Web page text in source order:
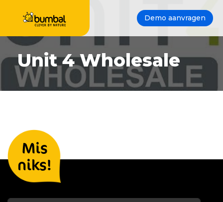
Demo aanvragen
Unit 4 Wholesale
Mis
niks!